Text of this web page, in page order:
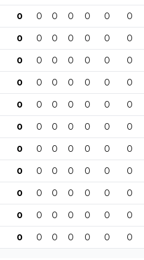
0 0 0 0 0 0 0
0 0 0 0 0 0 0
0 0 0 0 0 0 0
0 0 0 0 0 0 0
0 0 0 0 0 0 0
0 0 0 0 0 0 0
0 0 0 0 0 0 0
0 0 0 0 0 0 0
0 0 0 0 0 0 0
0 0 0 0 0 0 0
0 0 0 0 0 0 0